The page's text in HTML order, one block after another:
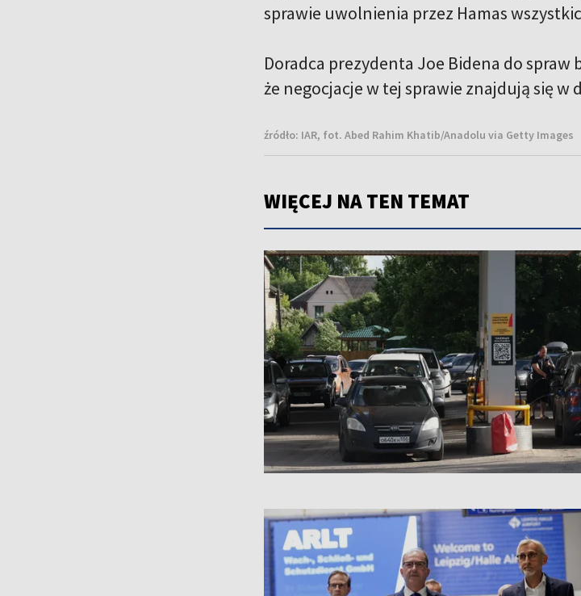
sprawie uwolnienia przez Hamas
Doradca prezydenta Joe Bidena do
że negocjacje w tej sprawie znajdują się w
źródło: IAR, fot. Abed Rahim Khatib/Anadolu via Getty Images
WIĘCEJ NA TEN TEMAT